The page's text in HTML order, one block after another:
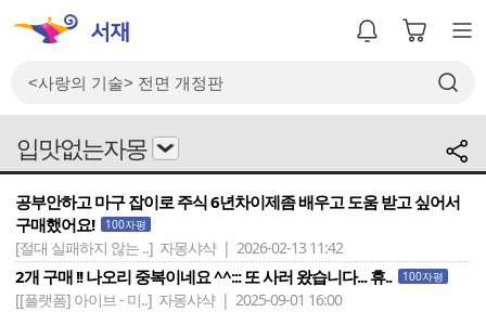
입맛없는자몽
공부안하고 마구 잡이로 주식 6년차이제좀 배우고 도움 받고 싶어서
구매했어요!
100자평
[절대 실패하지 않는 ..] 자몽샤샥 | 2026-02-13 11:42
2개 구매 !! 나오리 중복이네요 ^^::: 또 사러 왔습니다... 휴.. 100자평
[[플랫폼] 아이브 - 미..] 자몽샤샥 | 2025-09-01 16:00